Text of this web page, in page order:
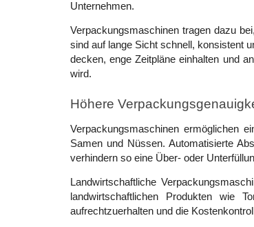
Unternehmen.
Verpackungsmaschinen tragen dazu
sind auf lange Sicht schnell, konsistent
decken, enge Zeitpläne einhalten und
wird.
Höhere
Verpackungsmaschinen ermöglichen
Samen und Nüssen. Automatisierte
verhindern so eine Über- oder
Landwirtschaftliche
landwirtschaftlichen Produkten wie
aufrechtzuerhalten und die